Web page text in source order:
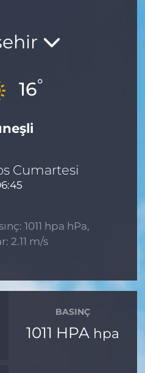
16°
Cumartesi
1011 hpa hPa,
2.11 m/s
BASINÇ
1011 HPA hpa